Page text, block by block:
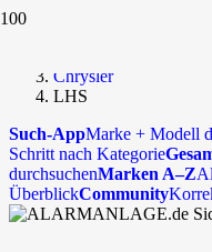
Chrysler
LHS
Such-AppMarke + Modell
Schritt nach Kategorie
durchsuchenMarken A–Z
ÜberblickCommunity